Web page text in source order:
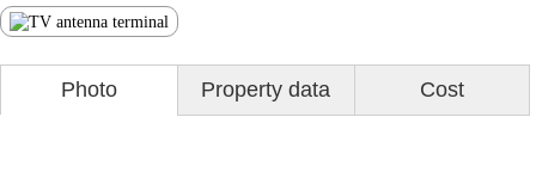
Photo Property data Cost